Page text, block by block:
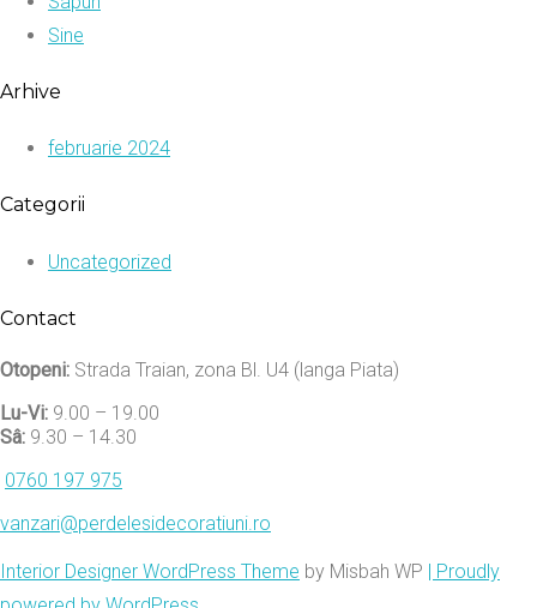
Sine
Arhive
februarie 2024
Categorii
Uncategorized
Contact
Otopeni: Strada Traian, zona Bl. U4 (langa Piata)
Lu-Vi: 9.00 – 19.00
Sâ: 9.30 – 14.30
0760 197 975
vanzari@perdelesidecoratiuni.ro
Interior Designer WordPress Theme by Misbah WP
| Proudly